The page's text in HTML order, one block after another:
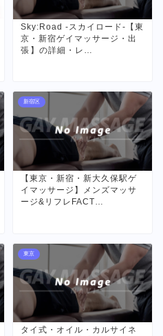
Sky:Road -スカイロード-【東
京・新宿ゲイマッサージ・出
張】の詳細・レ…
新宿区
【東京・新宿・新大久保駅ゲ
イマッサージ】メンズマッサ
ージ&リフレFACT…
東京
タイ式・オイル・カルサイネ